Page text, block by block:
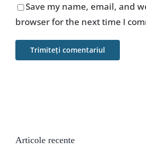
Save my name, email, and
browser for the next time I
Articole recente